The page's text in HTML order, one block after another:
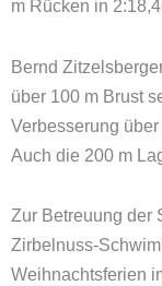
m Rücken in
Bernd
über 100 m Brust
Verbesserung
Auch die 200 m
Zur Betreuung der
Zirbelnuss-
Weihnachtsferien